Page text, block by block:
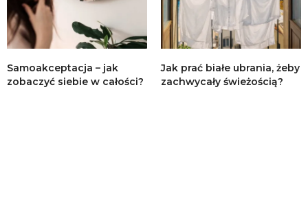
Samoakceptacja – jak
zobaczyć siebie w całości?
Jak prać białe ubrania, żeby
zachwycały świeżością?